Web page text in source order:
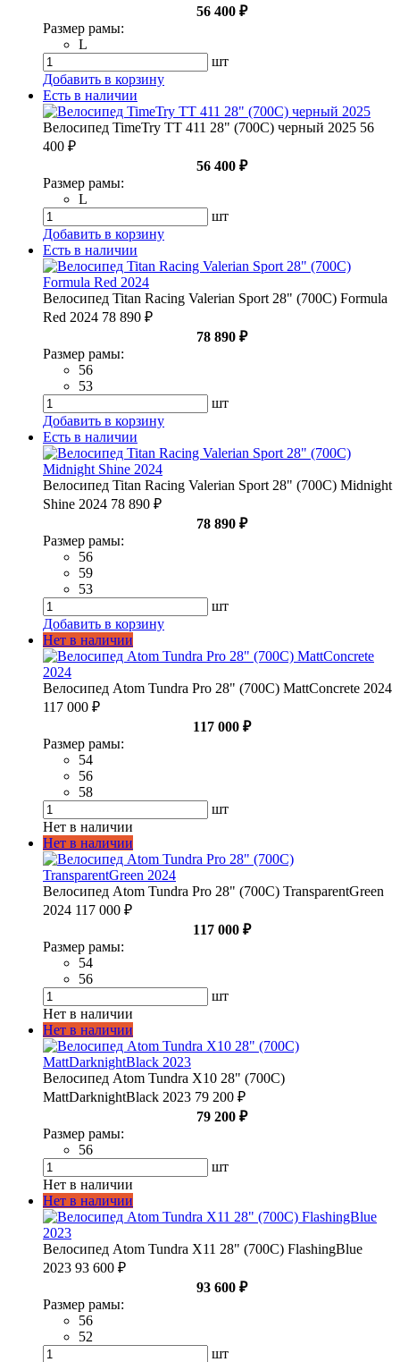
56 400 ₽
Размер рамы:
L
шт
Добавить в корзину
Есть в наличии
Велосипед TimeTry TT 411 28" (700С) черный 2025 56
400 ₽
56 400 ₽
Размер рамы:
L
шт
Добавить в корзину
Есть в наличии
Велосипед Titan Racing Valerian Sport 28" (700С) Formula
Red 2024 78 890 ₽
78 890 ₽
Размер рамы:
56
53
шт
Добавить в корзину
Есть в наличии
Велосипед Titan Racing Valerian Sport 28" (700С) Midnight
Shine 2024 78 890 ₽
78 890 ₽
Размер рамы:
56
59
53
шт
Добавить в корзину
Нет в наличии
Велосипед Atom Tundra Pro 28" (700С) MattConcrete 2024
117 000 ₽
117 000 ₽
Размер рамы:
54
56
58
шт
Нет в наличии
Нет в наличии
Велосипед Atom Tundra Pro 28" (700С) TransparentGreen
2024 117 000 ₽
117 000 ₽
Размер рамы:
54
56
шт
Нет в наличии
Нет в наличии
Велосипед Atom Tundra X10 28" (700С)
MattDarknightBlack 2023 79 200 ₽
79 200 ₽
Размер рамы:
56
шт
Нет в наличии
Нет в наличии
Велосипед Atom Tundra X11 28" (700С) FlashingBlue
2023 93 600 ₽
93 600 ₽
Размер рамы:
56
52
шт